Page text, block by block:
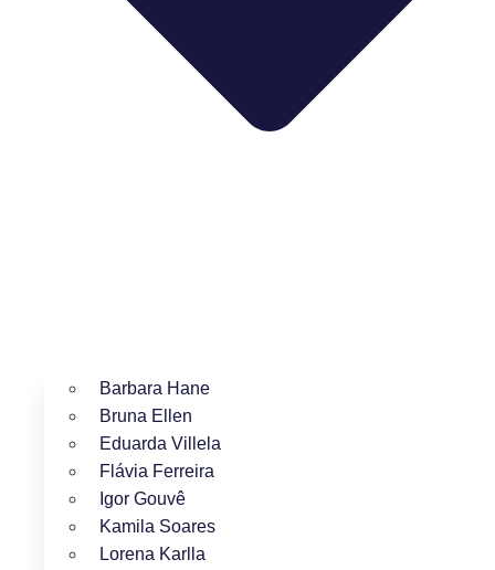
Barbara Hane
Bruna Ellen
Eduarda Villela
Flávia Ferreira
Igor Gouvê
Kamila Soares
Lorena Karlla